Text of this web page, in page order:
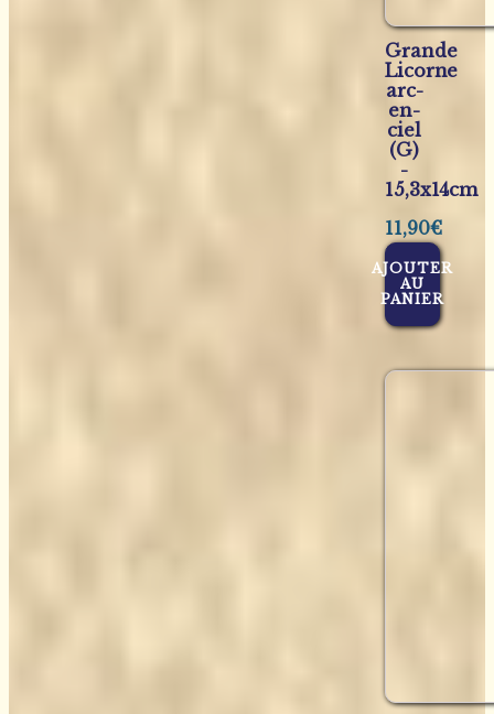
Grande
Licorne
arc-
en-
ciel
(G)
-
15,3x14cm
11,90€
AJOUTER
AU
PANIER